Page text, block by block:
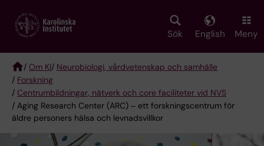
main
Sök English Meny
Breadcrumb
/ Om KI/ Neurobiologi, vårdvetenskap och samhälle
/ Forskning
/ Centrumbildningar, nätverk och core faciliteter vid NVS
/ Aging Research Center (ARC) ‒ ett forskningscentrum för
äldre personers hälsa och levnadsvillkor